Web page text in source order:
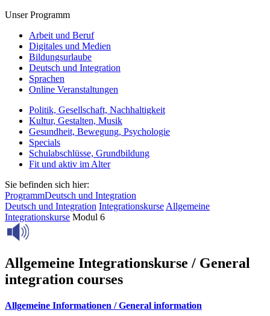
Unser Programm
Arbeit und Beruf
Digitales und Medien
Bildungsurlaube
Deutsch und Integration
Sprachen
Online Veranstaltungen
Politik, Gesellschaft, Nachhaltigkeit
Kultur, Gestalten, Musik
Gesundheit, Bewegung, Psychologie
Specials
Schulabschlüsse, Grundbildung
Fit und aktiv im Alter
Sie befinden sich hier:
ProgrammDeutsch und Integration
Deutsch und Integration Integrationskurse Allgemeine
Integrationskurse Modul 6
Allgemeine Integrationskurse / General
integration courses
Allgemeine Informationen / General information